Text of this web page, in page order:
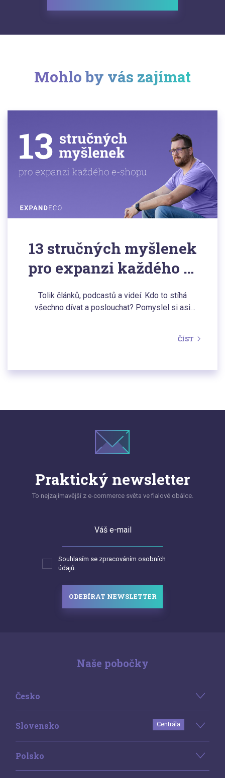
Mohlo by vás zajímat
13 stručných myšlenek
pro expanzi každého e-
shopu
Tolik článků, podcastů a videí. Kdo to stíhá
všechno dívat a poslouchat? Pomyslel si asi
ČÍST
Praktický newsletter
To nejzajímavější z e-commerce světa ve fialové obálce.
Váš e-mail
Souhlasím se zpracováním osobních
údajů.
ODEBÍRAT NEWSLETTER
Naše pobočky
Česko
Slovensko Centrála
Polsko